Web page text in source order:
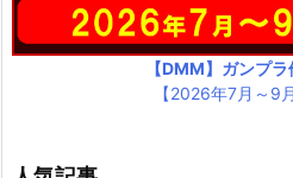
【DMM】ガンプ
【2026年7月～9